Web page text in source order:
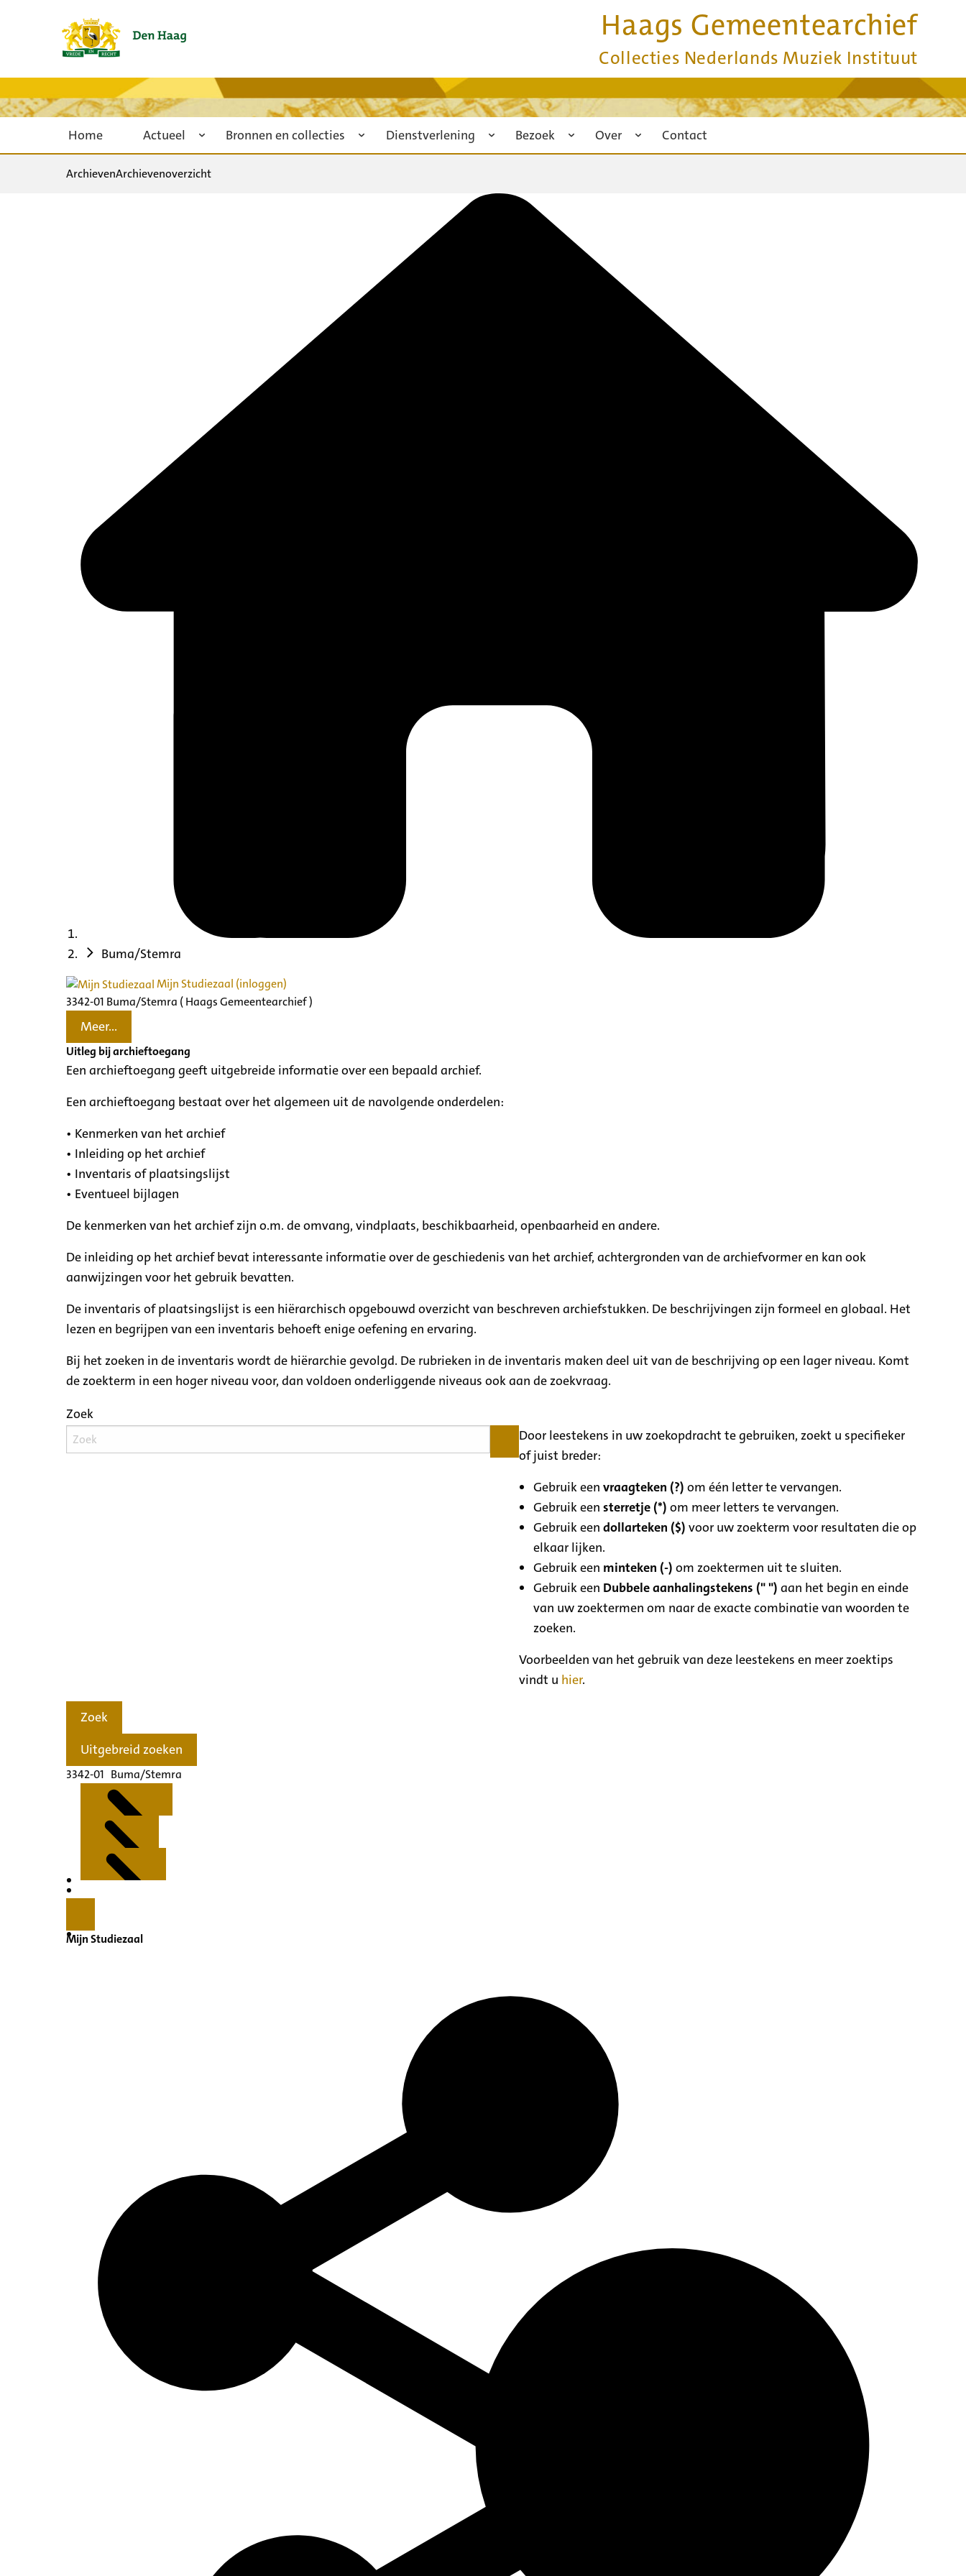
Haags Gemeentearchief
Collecties Nederlands Muziek Instituut
Home Actueel Bronnen en collecties Dienstverlening Bezoek Over Contact
ArchievenArchievenoverzicht
Buma/Stemra
Mijn Studiezaal (inloggen)
3342-01 Buma/Stemra ( Haags Gemeentearchief )
Meer...
Uitleg bij archieftoegang
Een archieftoegang geeft uitgebreide informatie over een bepaald archief.
Een archieftoegang bestaat over het algemeen uit de navolgende onderdelen:
• Kenmerken van het archief
• Inleiding op het archief
• Inventaris of plaatsingslijst
• Eventueel bijlagen
De kenmerken van het archief zijn o.m. de omvang, vindplaats, beschikbaarheid, openbaarheid en andere.
De inleiding op het archief bevat interessante informatie over de geschiedenis van het archief, achtergronden van de archiefvormer en kan ook
aanwijzingen voor het gebruik bevatten.
De inventaris of plaatsingslijst is een hiërarchisch opgebouwd overzicht van beschreven archiefstukken. De beschrijvingen zijn formeel en globaal. Het
lezen en begrijpen van een inventaris behoeft enige oefening en ervaring.
Bij het zoeken in de inventaris wordt de hiërarchie gevolgd. De rubrieken in de inventaris maken deel uit van de beschrijving op een lager niveau. Komt
de zoekterm in een hoger niveau voor, dan voldoen onderliggende niveaus ook aan de zoekvraag.
Zoek
Door leestekens in uw zoekopdracht te gebruiken, zoekt u specifieker
of juist breder:
Gebruik eenvraagteken (?) om één letter te vervangen.
Gebruik eensterretje (*) om meer letters te vervangen.
Gebruik eendollarteken ($) voor uw zoekterm voor resultaten die op
elkaar lijken.
Gebruik een minteken (-) om zoektermen uit te sluiten.
Gebruik een Dubbele aanhalingstekens (" ") aan het begin en einde
van uw zoektermen om naar de exacte combinatie van woorden te
zoeken.
Voorbeelden van het gebruik van deze leestekens en meer zoektips
vindt u hier.
Zoek
Uitgebreid zoeken
3342-01 Buma/Stemra
Inventaris
Mijn Studiezaal